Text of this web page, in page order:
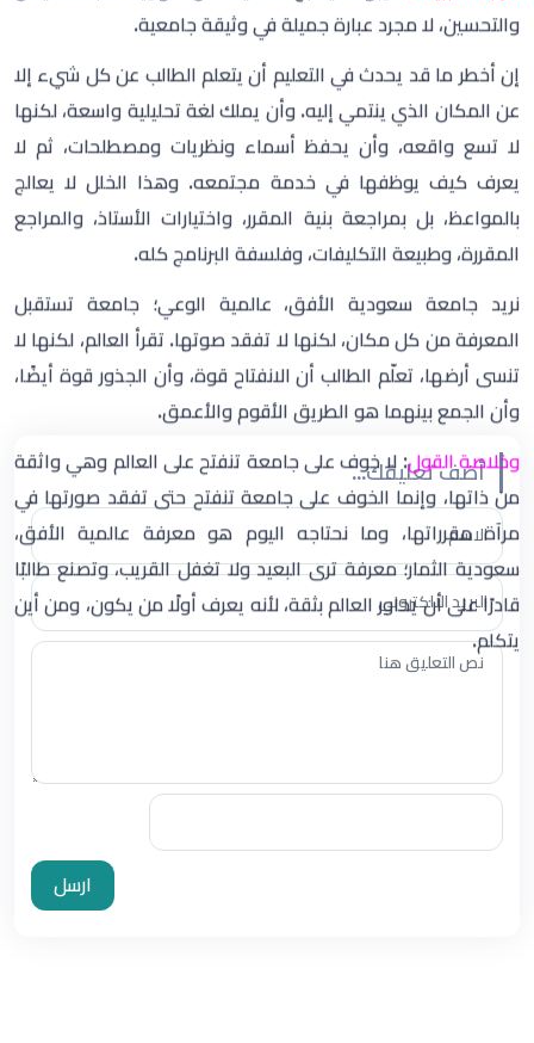
المعرفة من كل مكان، لكنها لا تفقد صوتها. تقرأ العالم، لكنها لا
تنسى أرضها، تعلّم الطالب أن الانفتاح قوة، وأن الجذور قوة أيضًا،
وأن الجمع بينهما هو الطريق الأقوم والأعمق.
وخلاصة القول : لا خوف على جامعة تنفتح على العالم وهي واثقة
من ذاتها، وإنما الخوف على جامعة تنفتح حتى تفقد صورتها في
سعودية الثمار؛ معرفة ترى البعيد ولا تغفل القريب، وتصنع طالبًا
قادرًا على أن يحاور العالم بثقة، لأنه يعرف أولًا من يكون، ومن أين
يتكلم.
أضف تعليقك...
ارسل